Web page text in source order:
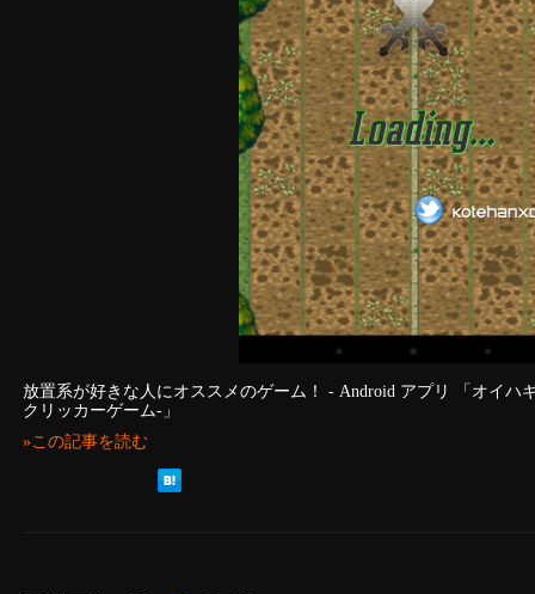
放置系が好きな人にオススメのゲーム！ - Android アプリ 「オイ
クリッカーゲーム-」
»この記事を読む